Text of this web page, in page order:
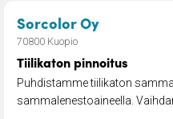
Sorcolor Oy–
70800 Kuopio
Tiilikaton pinnoitus
Puhdistamme tiilikaton
sammalenestoaineella.